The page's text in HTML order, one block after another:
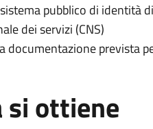
pubblico di identità
dei servizi (CNS)
documentazione prevista
si ottiene